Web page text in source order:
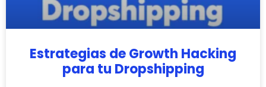
Estrategias de Growth Hacking
para tu Dropshipping